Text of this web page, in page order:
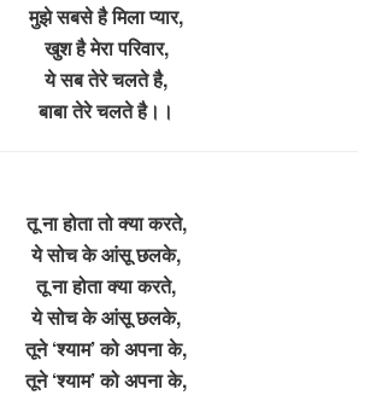
मुझे सबसे है मिला प्यार,
खुश है मेरा परिवार,
ये सब तेरे चलते है,
बाबा तेरे चलते है।।
तू ना होता तो क्या करते,
ये सोच के आंसू छलके,
तू ना होता क्या करते,
ये सोच के आंसू छलके,
तूने ‘श्याम’ को अपना के,
तूने ‘श्याम’ को अपना के,